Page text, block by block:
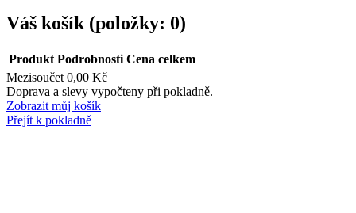
Váš košík (položky: 0)
Produkty
v
Produkt Podrobnosti Cena celkem
Mezisoučet 0,00 Kč
Doprava a slevy vypočteny při pokladně.
Zobrazit můj košík
Přejít k pokladně